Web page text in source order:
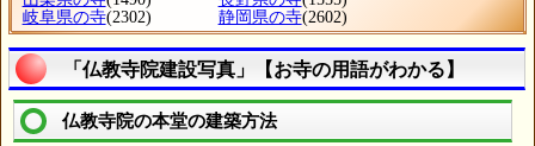
岐阜県の寺(2302) 静岡県の寺(2602)
「仏教寺院建設写真」【お寺の用語がわかる】
仏教寺院の本堂の建築方法